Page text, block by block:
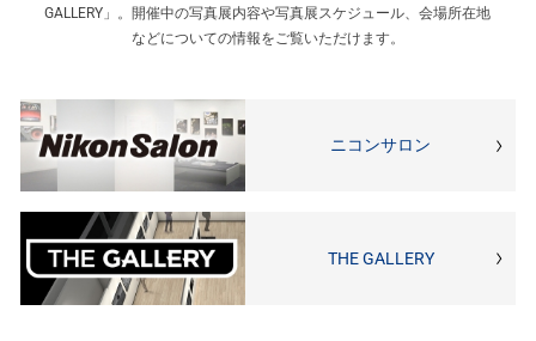
GALLERY」。開催中の写真展内容や写真展スケジュール、会場所在地
などについての情報をご覧いただけます。
ニコンサロン
THE GALLERY